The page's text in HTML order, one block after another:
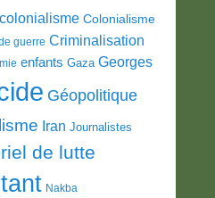
colonialisme Colonialisme
guerre Criminalisation
enfants Gaza Georges
Géopolitique
Iran Journalistes
de lutte
Nakba